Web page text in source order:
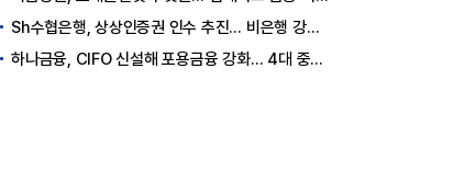
Sh수협은행, 상상인증권 인수 추진… 비은행 강화 ‘금융그룹’ 도약 발판
하나금융, CIFO 신설해 포용금융 강화… 4대 중심축 중심 상반기 목표 60% 달성